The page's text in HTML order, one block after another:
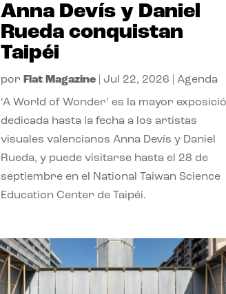
Anna Devís y Daniel
Rueda conquistan
Taipéi
por Flat Magazine| Jul 22, 2026 Agenda
‘A World of Wonder’ es la mayor
dedicada hasta la fecha a los artistas
visuales valencianos Anna Devís y Daniel
Rueda, y puede visitarse hasta el 28 de
septiembre en el National Taiwan Science
Education Center de Taipéi.